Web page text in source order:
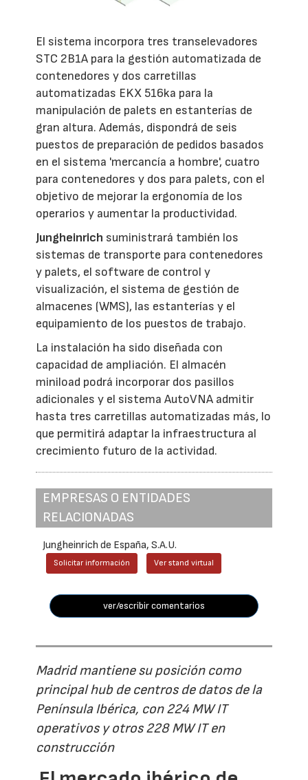
El sistema incorpora tres transelevadores
STC 2B1A para la gestión automatizada de
contenedores y dos carretillas
automatizadas EKX 516ka para la
manipulación de palets en estanterías de
gran altura. Además, dispondrá de seis
puestos de preparación de pedidos basados
en el sistema 'mercancía a hombre', cuatro
para contenedores y dos para palets, con el
objetivo de mejorar la ergonomía de los
operarios y aumentar la productividad.
Jungheinrich suministrará también los
sistemas de transporte para contenedores
y palets, el software de control y
visualización, el sistema de gestión de
almacenes (WMS), las estanterías y el
equipamiento de los puestos de trabajo.
La instalación ha sido diseñada con
capacidad de ampliación. El almacén
miniload podrá incorporar dos pasillos
adicionales y el sistema AutoVNA admitir
hasta tres carretillas automatizadas más, lo
que permitirá adaptar la infraestructura al
crecimiento futuro de la actividad.
EMPRESAS O ENTIDADES
RELACIONADAS
Jungheinrich de España, S.A.U.
Solicitar información Ver stand virtual
ver/escribir comentarios
Madrid mantiene su posición como
principal hub de centros de datos de la
Península Ibérica, con 224 MW IT
operativos y otros 228 MW IT en
construcción